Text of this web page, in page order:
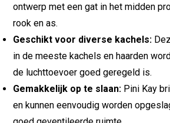
ontwerp met een gat in het midden
rook en as.
Geschikt voor diverse kachels:
in de meeste kachels en haarden
de luchttoevoer goed geregeld is.
Gemakkelijk op te slaan: Pini Kay
en kunnen eenvoudig worden